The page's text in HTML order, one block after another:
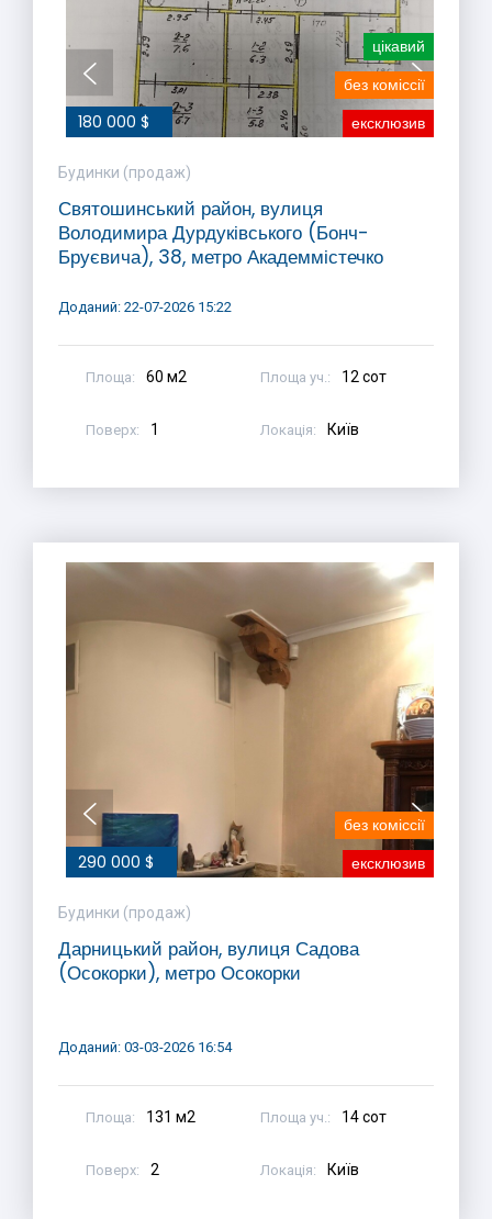
180 000 $ ексклюзив
без коміссії
цікавий
Будинки (продаж)
Святошинський район, вулиця
Володимира Дурдуківського (Бонч-
Бруєвича), 38, метро Академмістечко
Доданий: 22-07-2026 15:22
Площа: 60 м2 Площа уч.: 12 сот
Поверх: 1 Локація: Київ
290 000 $ ексклюзив
без коміссії
Будинки (продаж)
Дарницький район, вулиця Садова
(Осокорки), метро Осокорки
Доданий: 03-03-2026 16:54
Площа: 131 м2 Площа уч.: 14 сот
Поверх: 2 Локація: Київ